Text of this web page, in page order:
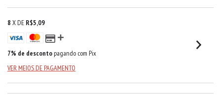
8 X DE R$5,09
7% de descontopagando com Pix
VER MEIOS DE PAGAMENTO